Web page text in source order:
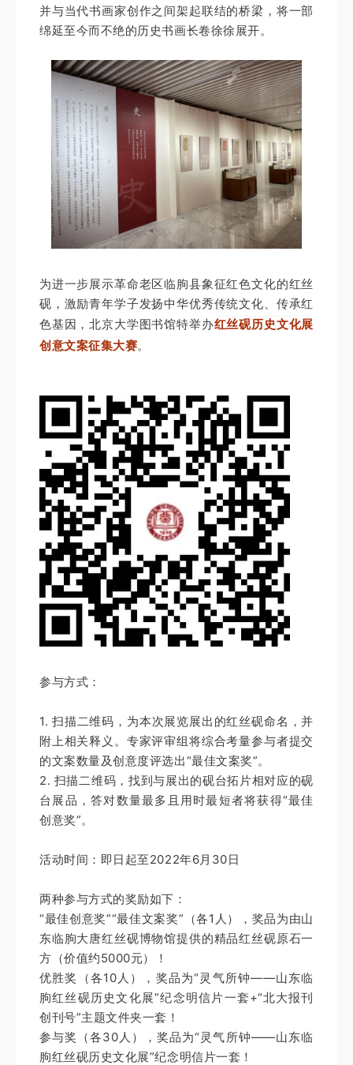
并与当代书画家创作之间架起联结的桥梁，将一部
绵延至今而不绝的历史书画长卷徐徐展开。
为进一步展示革命老区临朐县象征红色文化的红丝
砚，激励青年学子发扬中华优秀传统文化、传承红
色基因，北京大学图书馆特举办红丝砚历史文化展
创意文案征集大赛。
参与方式：
1. 扫描二维码，为本次展览展出的红丝砚命名，并
附上相关释义。专家评审组将综合考量参与者提交
的文案数量及创意度评选出“最佳文案奖”。
2. 扫描二维码，找到与展出的砚台拓片相对应的砚
台展品，答对数量最多且用时最短者将获得“最佳
创意奖”。
活动时间：即日起至2022年6月30日
两种参与方式的奖励如下：
“最佳创意奖”“最佳文案奖”（各1人），奖品为由山
东临朐大唐红丝砚博物馆提供的精品红丝砚原石一
方（价值约5000元）！
优胜奖（各10人），奖品为“灵气所钟——山东临
朐红丝砚历史文化展”纪念明信片一套+“北大报刊
创刊号”主题文件夹一套！
参与奖（各30人），奖品为“灵气所钟——山东临
朐红丝砚历史文化展”纪念明信片一套！